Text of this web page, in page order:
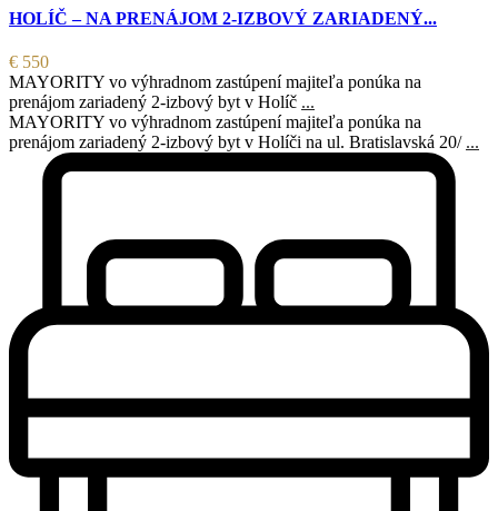
HOLÍČ – NA PRENÁJOM 2-IZBOVÝ ZARIADENÝ...
€ 550
MAYORITY vo výhradnom zastúpení majiteľa ponúka na
prenájom zariadený 2-izbový byt v Holíč ...
MAYORITY vo výhradnom zastúpení majiteľa ponúka na
prenájom zariadený 2-izbový byt v Holíči na ul. Bratislavská 20/ ...